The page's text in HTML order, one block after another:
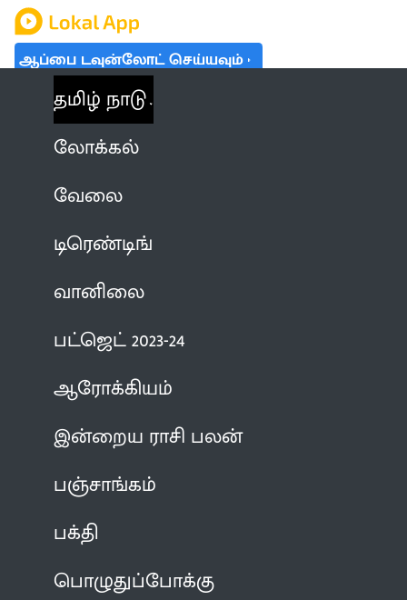
ஆப்பை டவுன்லோட் செய்யவும்
தமிழ் நாடு
லோக்கல்
வேலை
டிரெண்டிங்
வானிலை
பட்ஜெட் 2023-24
ஆரோக்கியம்
இன்றைய ராசி பலன்
பஞ்சாங்கம்
பக்தி
பொழுதுப்போக்கு